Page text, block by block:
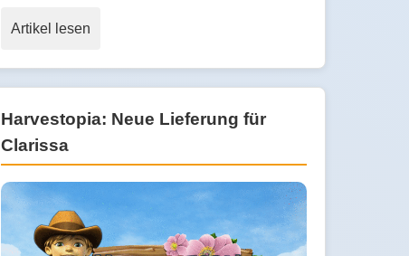
Artikel lesen
Harvestopia: Neue Lieferung für
Clarissa